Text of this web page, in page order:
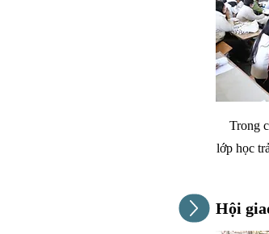
Trong
lớp học
Hội